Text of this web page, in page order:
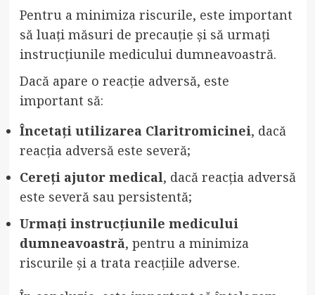
Pentru a minimiza riscurile, este important
să luați măsuri de precauție și să urmați
instrucțiunile medicului dumneavoastră.
Dacă apare o reacție adversă, este
important să:
Încetați utilizarea Claritromicinei, dacă
reacția adversă este severă;
Cereți ajutor medical, dacă reacția adversă
este severă sau persistentă;
Urmați instrucțiunile medicului
dumneavoastră, pentru a minimiza
riscurile și a trata reacțiile adverse.